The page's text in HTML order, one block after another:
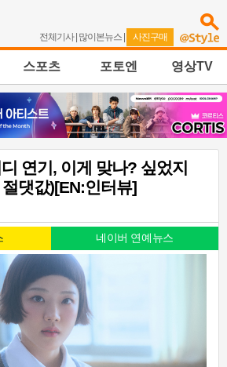
전체기사| 많이본뉴스 | 사진구매
스포츠 포토엔 영상TV
연기, 이게 맞나? 싶었지
댓값)[EN:인터뷰]
네이버 연예뉴스